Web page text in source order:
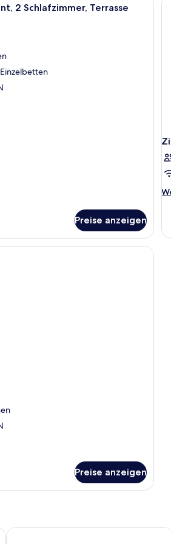
2 Schlafzimmer, Terrasse
Preise anzeigen
Preise anzeigen
Apartamentos Tisalaya